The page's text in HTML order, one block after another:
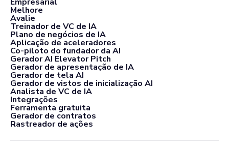
Melhore
Avalie
Treinador de VC de IA
Plano de negócios de IA
Aplicação de aceleradores
Co-piloto do fundador da AI
Gerador AI Elevator Pitch
Gerador de apresentação de IA
Gerador de tela AI
Gerador de vistos de inicialização AI
Analista de VC de IA
Integrações
Ferramenta gratuita
Gerador de contratos
Rastreador de ações